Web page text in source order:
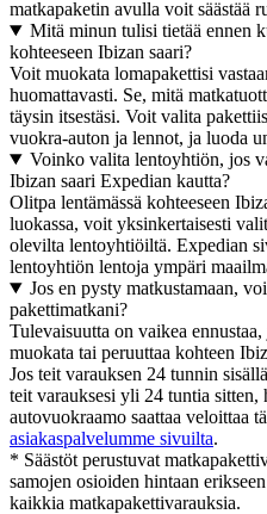
matkapaketin avulla voit säästää
Mitä minun tulisi tietää ennen
kohteeseen Ibizan saari?
Voit muokata lomapakettisi
huomattavasti. Se, mitä
täysin itsestäsi. Voit valita
vuokra-auton ja lennot, ja luoda
Voinko valita lentoyhtiön, jos
Ibizan saari Expedian kautta?
Olitpa lentämässä kohteeseen
luokassa, voit yksinkertaisesti
olevilta lentoyhtiöiltä. Expedian
lentoyhtiön lentoja ympäri
Jos en pysty matkustamaan,
pakettimatkani?
Tulevaisuutta on vaikea
muokata tai peruuttaa kohteen
Jos teit varauksen 24 tunnin
teit varauksesi yli 24 tuntia
autovuokraamo saattaa veloittaa
asiakaspalvelumme sivuilta.
* Säästöt perustuvat
samojen osioiden hintaan
kaikkia matkapakettivarauksia.